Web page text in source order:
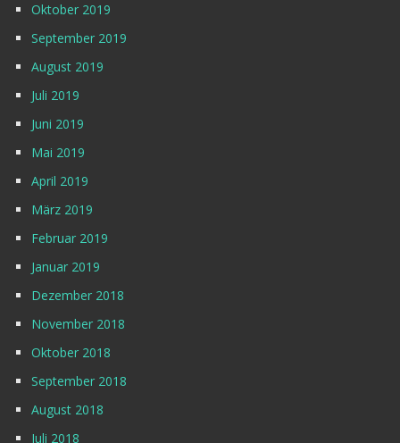
Oktober 2019
September 2019
August 2019
Juli 2019
Juni 2019
Mai 2019
April 2019
März 2019
Februar 2019
Januar 2019
Dezember 2018
November 2018
Oktober 2018
September 2018
August 2018
Juli 2018